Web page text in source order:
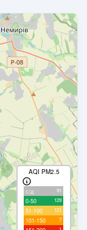
AQI PM2.5
с/д 91
0-50 129
51-100 121
101-150 7